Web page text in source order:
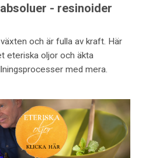
- resinoider
och är fulla av kraft. Här
eteriska oljor och äkta
med mera.